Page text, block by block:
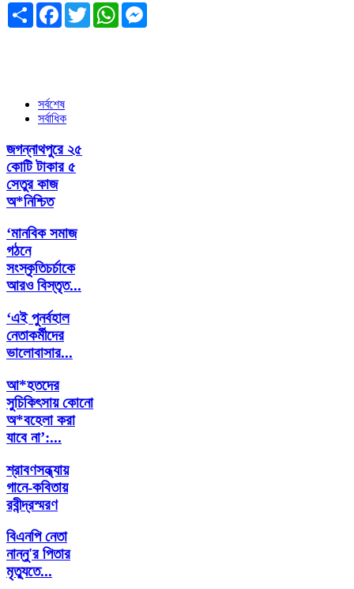
Share Facebook
TwitterWhatsApp
সর্বশেষ
সর্বাধিক
জগন্নাথপুরে ২৫
কোটি টাকার ৫
সেতুর কাজ
অ*নিশ্চিত
‘মানবিক সমাজ
গঠনে
সংস্কৃতিচর্চাকে
আরও বিস্তৃত...
‘এই পুনর্বহাল
নেতাকর্মীদের
ভালোবাসার...
আ*হতদের
সুচিকিৎসায় কোনো
অ*বহেলা করা
যাবে না’:...
শ্রাবণসন্ধ্যায়
গানে-কবিতায়
রবীন্দ্রস্মরণ
বিএনপি নেতা
নান্নু'র পিতার
মৃত্যুতে...